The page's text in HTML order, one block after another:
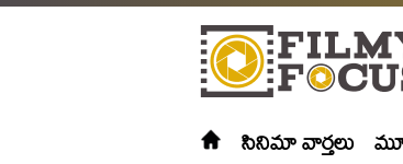
సినిమా వార్తలు